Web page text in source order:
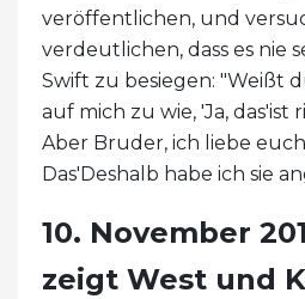
veröffentlichen, und
verdeutlichen, dass es nie
Swift zu besiegen: "Weißt
auf mich zu wie, 'Ja, das'ist
Aber Bruder, ich liebe
Das'Deshalb habe ich sie
10. November
zeigt West und